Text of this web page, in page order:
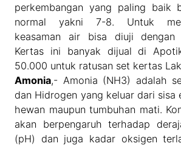
perkembangan yang paling baik
normal yakni 7-8. Untuk
keasaman air bisa diuji dengan
Kertas ini banyak dijual di
50.000 untuk ratusan set kertas
Amonia,- Amonia (NH3) adalah
dan Hidrogen yang keluar dari sisa
hewan maupun tumbuhan mati.
akan berpengaruh terhadap
(pH) dan juga kadar oksigen